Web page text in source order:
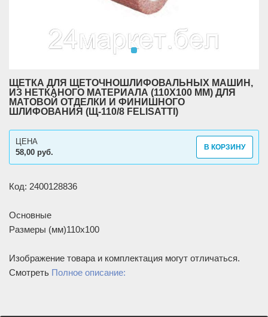
ЩЕТКА ДЛЯ ЩЕТОЧНОШЛИФОВАЛЬНЫХ МАШИН,
ИЗ НЕТКАНОГО МАТЕРИАЛА (110X100 MM) ДЛЯ
МАТОВОЙ ОТДЕЛКИ И ФИНИШНОГО
ШЛИФОВАНИЯ (Щ-110/8 FELISATTI)
58,00 руб.
ЦЕНА
В КОРЗИНУ
Код: 2400128836
Основные
Размеры (мм)110х100
Изображение товара и комплектация могут отличаться.
Смотреть Полное описание: